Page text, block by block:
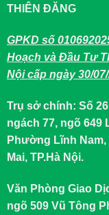
THIÊN ĐĂNG
GPKD số
Hoạch và Đầu Tư
Nội cấp ngày 30/
Trụ sở chính: Số
ngách 77, ngõ 649
Phường Lĩnh Nam,
Mai, TP.Hà Nội.
Văn Phòng Giao
ngõ 509 Vũ Tông